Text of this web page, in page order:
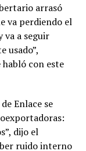
arrasó
va perdiendo el
va a seguir
usado”,
con este
Enlace se
dijo el
ruido interno